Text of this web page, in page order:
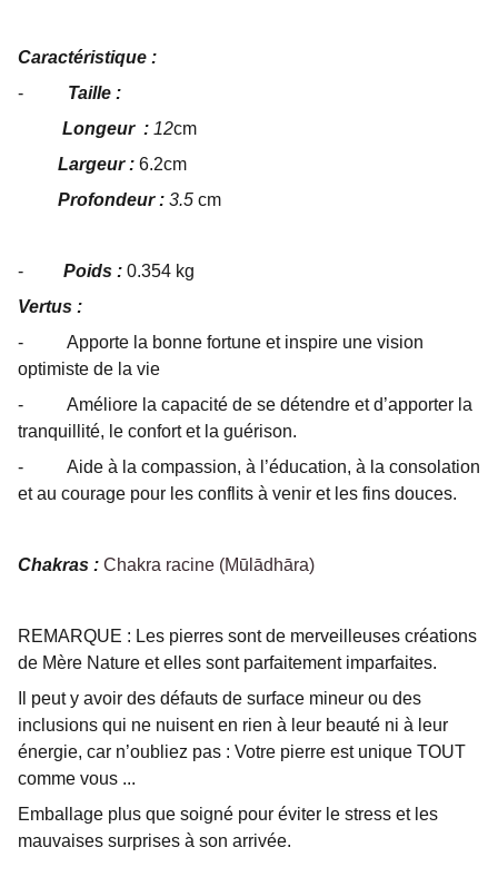
Caractéristique :
- Taille :
Longeur : 12cm
Largeur : 6.2cm
Profondeur : 3.5 cm
- Poids : 0.354 kg
Vertus :
- Apporte la bonne fortune et inspire une vision
optimiste de la vie
- Améliore la capacité de se détendre et d’apporter la
tranquillité, le confort et la guérison.
- Aide à la compassion, à l’éducation, à la consolation
et au courage pour les conflits à venir et les fins douces.
Chakras : Chakra racine (Mūlādhāra)
REMARQUE : Les pierres sont de merveilleuses créations
de Mère Nature et elles sont parfaitement imparfaites.
Il peut y avoir des défauts de surface mineur ou des
inclusions qui ne nuisent en rien à leur beauté ni à leur
énergie, car n’oubliez pas : Votre pierre est unique TOUT
comme vous ...
Emballage plus que soigné pour éviter le stress et les
mauvaises surprises à son arrivée.